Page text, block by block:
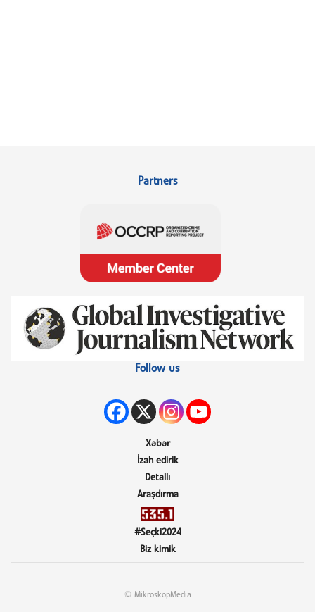
Partners
Follow us
Xəbər
İzah edirik
Detallı
Araşdırma
#Seçki2024
Biz kimik
© MikroskopMedia